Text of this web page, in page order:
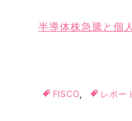
半導体株急騰と個
FISCO レポー